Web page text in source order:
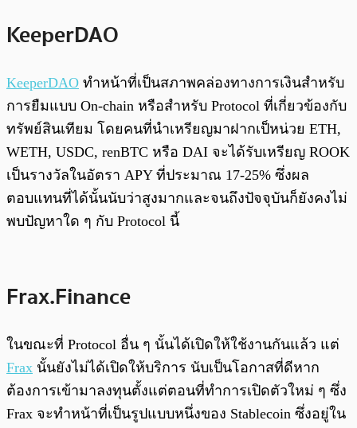
KeeperDAO
KeeperDAO ทำหน้าที่เป็นสภาพคล่องทางการเงินสำหรับ
การยืมแบบ On-chain หรือสำหรับ Protocol ที่เกี่ยวข้องกับ
ทรัพย์สินเทียม โดยคนที่นำเหรียญมาฝากเป็หน่วย ETH,
WETH, USDC, renBTC หรือ DAI จะได้รับเหรียญ ROOK
เป็นรางวัลในอัตรา APY ที่ประมาณ 17-25% ซึ่งผล
ตอบแทนที่ได้นั้นนับว่าสูงมากและจนถึงปัจจุบันก็ยังคงไม่
พบปัญหาใด ๆ กับ Protocol นี้
Frax.Finance
ในขณะที่ Protocol อื่น ๆ นั้นได้เปิดให้ใช้งานกันแล้ว แต่
Frax นั้นยังไม่ได้เปิดให้บริการ นับเป็นโอกาสที่ดีหาก
ต้องการเข้ามาลงทุนตั้งแต่ตอนที่ทำการเปิดตัวใหม่ ๆ ซึ่ง
Frax จะทำหน้าที่เป็นรูปแบบหนึ่งของ Stablecoin ซึ่งอยู่ใน